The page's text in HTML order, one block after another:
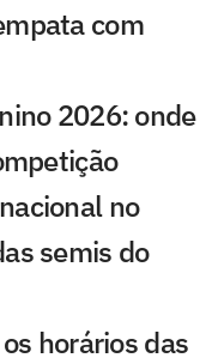
com
2026: onde
no
semis do
horários das